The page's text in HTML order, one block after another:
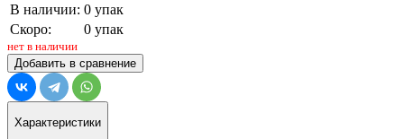
В наличии: 0 упак
Скоро:
0 упак
нет в наличии
Добавить в сравнение
Характеристики